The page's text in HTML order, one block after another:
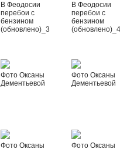
В Феодосии
перебои с
бензином
(обновлено)_3
В Феодосии
перебои с
бензином
Фото Оксаны
Дементьевой
Фото Оксаны
Дементьевой
Фото Оксаны
Фото Оксаны